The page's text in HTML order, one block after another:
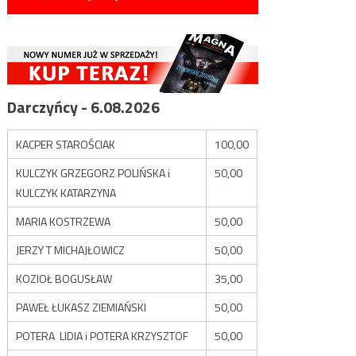
Darczyńcy - 6.08.2026
KACPER STAROŚCIAK
100,00
KULCZYK GRZEGORZ POLIŃSKA i
KULCZYK KATARZYNA
50,00
MARIA KOSTRZEWA
50,00
JERZY T MICHAJŁOWICZ
50,00
KOZIOŁ BOGUSŁAW
35,00
PAWEŁ ŁUKASZ ZIEMIAŃSKI
50,00
POTERA LIDIA i POTERA KRZYSZTOF
50,00